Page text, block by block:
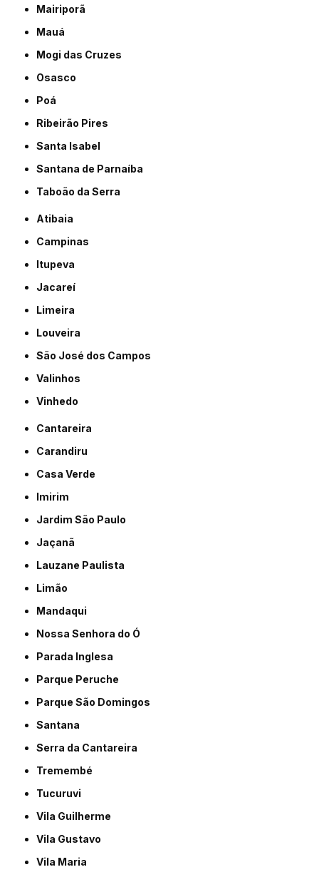
Mairiporã
Mauá
Mogi das Cruzes
Osasco
Poá
Ribeirão Pires
Santa Isabel
Santana de Parnaíba
Taboão da Serra
Atibaia
Campinas
Itupeva
Jacareí
Limeira
Louveira
São José dos Campos
Valinhos
Vinhedo
Cantareira
Carandiru
Casa Verde
Imirim
Jardim São Paulo
Jaçanã
Lauzane Paulista
Limão
Mandaqui
Nossa Senhora do Ó
Parada Inglesa
Parque Peruche
Parque São Domingos
Santana
Serra da Cantareira
Tremembé
Tucuruvi
Vila Guilherme
Vila Gustavo
Vila Maria